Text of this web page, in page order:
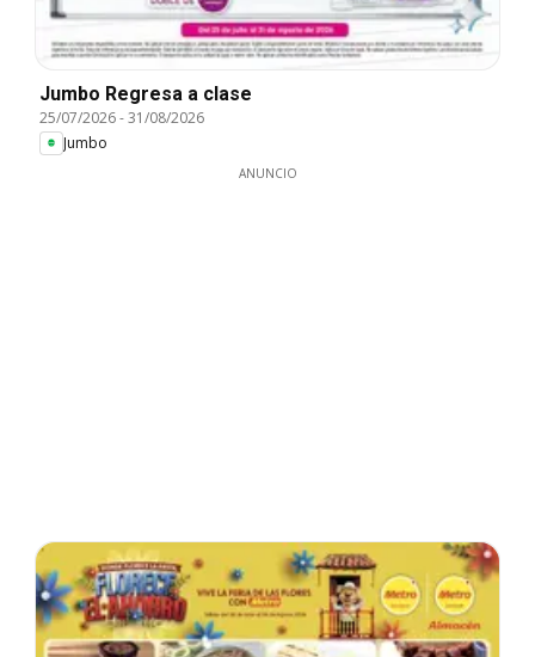
Jumbo Regresa a clase
25/07/2026-31/08/2026
Jumbo
ANUNCIO